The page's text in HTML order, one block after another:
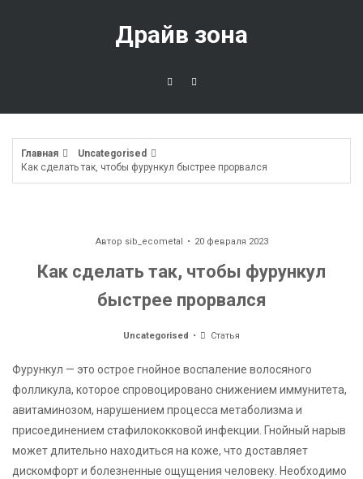
Драйв зона
Главная
Uncategorised
Как сделать так, чтобы фурункул быстрее прорвался
Автор sib_ecometal 20 февраля 2023
Как сделать так, чтобы фурункул
быстрее прорвался
Uncategorised Статья
Фурункул — это острое гнойное воспаление волосяного
фолликула, которое спровоцировано снижением иммунитета,
авитаминозом, нарушением процесса метаболизма и
присоединением стафилококковой инфекции. Гнойный нарыв
может длительно находиться на коже, что доставляет
дискомфорт и болезненные ощущения человеку. Необходимо